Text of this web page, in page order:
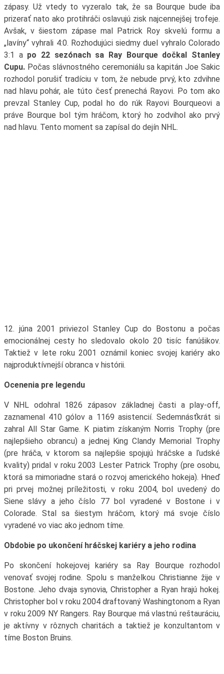
zápasy. Už vtedy to vyzeralo tak, že sa Bourque bude iba
prizerať nato ako protihráči oslavujú zisk najcennejšej trofeje.
Avšak, v šiestom zápase mal Patrick Roy skvelú formu a
„lavíny“ vyhrali 4:0. Rozhodujúci siedmy duel vyhralo Colorado
3:1 a po 22 sezónach sa Ray Bourque dočkal Stanley
Cupu.Počas slávnostného ceremoniálu sa kapitán Joe Sakic
rozhodol porušiť tradíciu v tom, že nebude prvý, kto zdvihne
nad hlavu pohár, ale túto česť prenechá Rayovi. Po tom ako
prevzal Stanley Cup, podal ho do rúk Rayovi Bourqueovi a
práve Bourque bol tým hráčom, ktorý ho zodvihol ako prvý
nad hlavu. Tento moment sa zapísal do dejín NHL.
12. júna 2001 priviezol Stanley Cup do Bostonu a počas
emocionálnej cesty ho sledovalo okolo 20 tisíc fanúšikov.
Taktiež v lete roku 2001 oznámil koniec svojej kariéry ako
najproduktívnejší obranca v histórii.
Ocenenia pre legendu
V NHL odohral 1826 zápasov základnej časti a play-off,
zaznamenal 410 gólov a 1169 asistencií. Sedemnásťkrát si
zahral All Star Game. K piatim získaným Norris Trophy (pre
najlepšieho obrancu) a jednej King Clandy Memorial Trophy
(pre hráča, v ktorom sa najlepšie spojujú hráčske a ľudské
kvality) pridal v roku 2003 Lester Patrick Trophy (pre osobu,
ktorá sa mimoriadne stará o rozvoj amerického hokeja). Hneď
pri prvej možnej príležitosti, v roku 2004, bol uvedený do
Siene slávy a jeho číslo 77 bol vyradené v Bostone i v
Colorade. Stal sa šiestym hráčom, ktorý má svoje číslo
vyradené vo viac ako jednom tíme.
Obdobie po ukončení hráčskej kariéry a jeho rodina
Po skončení hokejovej kariéry sa Ray Bourque rozhodol
venovať svojej rodine. Spolu s manželkou Christianne žije v
Bostone. Jeho dvaja synovia, Christopher a Ryan hrajú hokej.
Christopher bol v roku 2004 draftovaný Washingtonom a Ryan
v roku 2009 NY Rangers. Ray Bourque má vlastnú reštauráciu,
je aktívny v rôznych charitách a taktiež je konzultantom v
tíme Boston Bruins.